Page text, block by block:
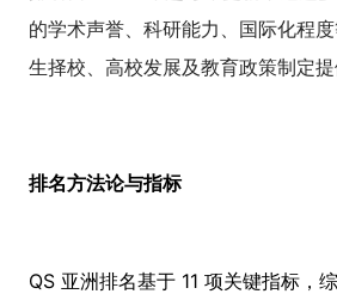
的学术声誉、科研能力、国际化程
生择校、高校发展及教育政策制定提
排名方法论与指标
QS 亚洲排名基于 11 项关键指标，